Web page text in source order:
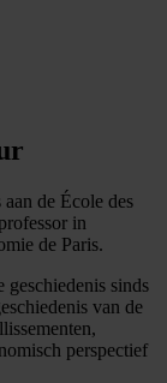
de École des
in
de Paris.
sinds
van de
perspectief